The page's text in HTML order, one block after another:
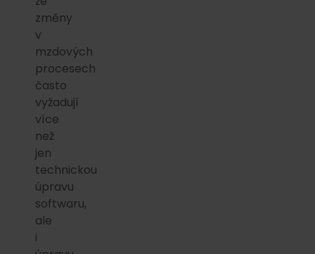
změny
v
mzdových
procesech
často
vyžadují
více
než
jen
technickou
úpravu
softwaru,
ale
i